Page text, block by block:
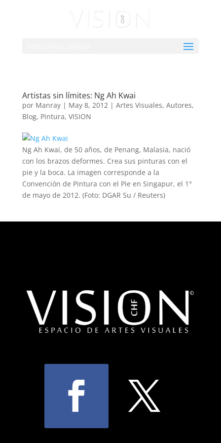
Artistas sin límites: Ng Ah Kwai
por Manray| May 8, 2012| Artes Visuales, Autores,
Blog, Pintura, VISION
Ng Ah Kwai, de 50 años, de Penang, Malasia, nació
con los brazos deformes. Crea sus pinturas con el
pie y la boca. La imagen corresponde a la
Convención de Pintura con el Pie en Singapur, el 1°
de mayo de 2012. (Foto: DGAR Su / Reuters)